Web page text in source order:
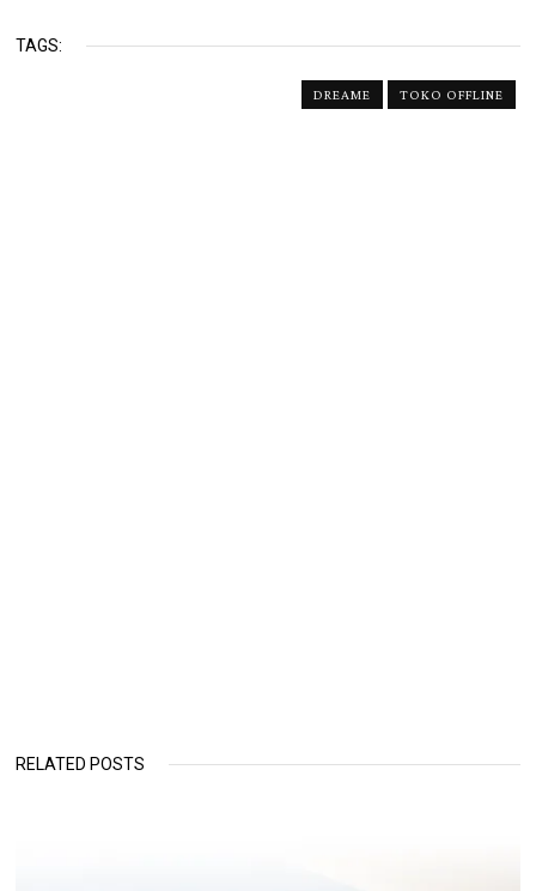
TAGS:
DREAME TOKO OFFLINE
RELATED POSTS